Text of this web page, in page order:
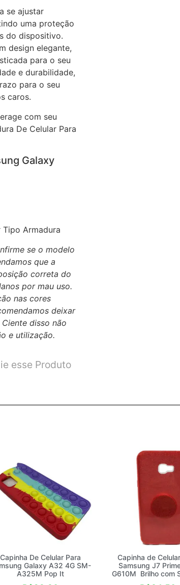
se ajustar
uma proteção
do dispositivo.
design elegante,
para o seu
e durabilidade,
para o seu
caros.
com seu
De Celular Para
Galaxy
Tipo Armadura
se o modelo
que a
correta do
por mau uso.
nas cores
deixar
Ciente disso não
e utilização.
esse Produto
Capinha De Celular Para
Galaxy A32 4G SM-
A325M Pop It
Capinha de
Samsung J7
G610M Brilho com